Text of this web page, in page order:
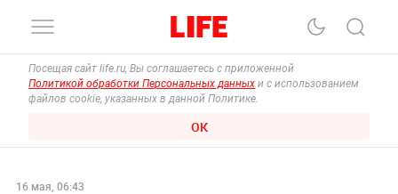
Посещая сайт life.ru, Вы соглашаетесь с приложенной
Политикой обработки Персональных данных и с использованием
файлов cookie, указанных в данной Политике.
ОК
16 мая, 06:43